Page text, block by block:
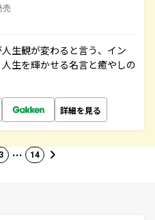
売
生観が変わると言う、イン
生を輝かせる名言と癒やしの
詳細を見る
3 … 14